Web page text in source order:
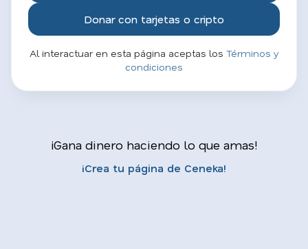
Donar con tarjetas o cripto
Al interactuar en esta página aceptas los Términos y
condiciones
¡Gana dinero haciendo lo que amas!
¡Crea tu página de Ceneka!